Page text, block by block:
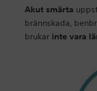
Akut smärta
brännskada,
brukar inte vara